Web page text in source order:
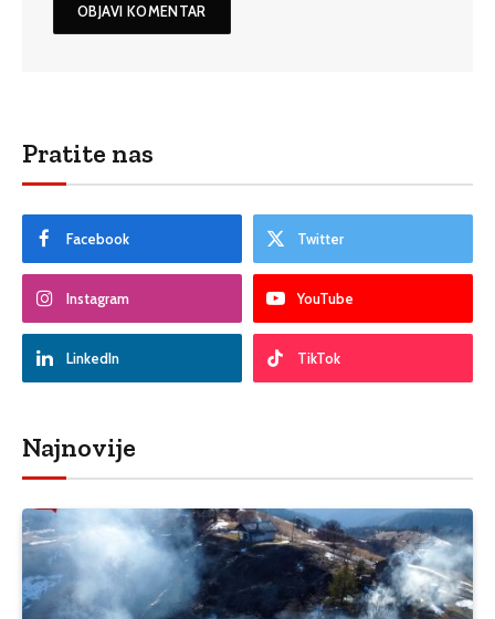
Pratite nas
Facebook Twitter
Instagram YouTube
LinkedIn TikTok
Najnovije